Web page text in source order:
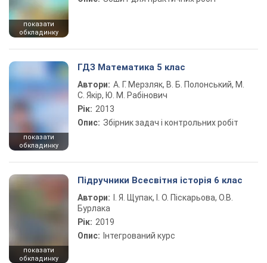
показати
обкладинку
показати
обкладинку
ГДЗ Математика 5 клас
Автори: А. Г. Мерзляк, В. Б. Полонський, М.
С. Якір, Ю. М. Рабінович
Рік: 2013
Опис: Збірник задач і контрольних робіт
показати
обкладинку
Підручники Всесвітня історія 6 клас
Автори:
І. Я. Щупак, І. О. Піскарьова, О.В.
Бурлака
Рік: 2019
Опис: Інтегрований курс